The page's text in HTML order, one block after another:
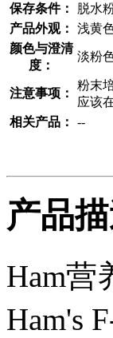
保存条件：
脱水
产品外观：
浅黄
颜色与澄清
度：
淡粉
注意事项：
粉末
应该
相关产品：
--
产品描
Ham营
Ham's